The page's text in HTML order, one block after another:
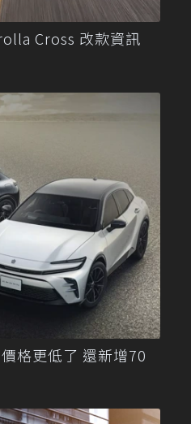
Cross 改款資訊
格更低了 還新增70